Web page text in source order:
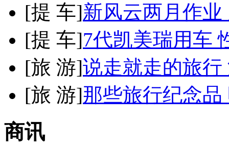
[提 车]新风云两月作
[提 车]7代凯美瑞用车
[旅 游]说走就走的旅
[旅 游]那些旅行纪念
商讯